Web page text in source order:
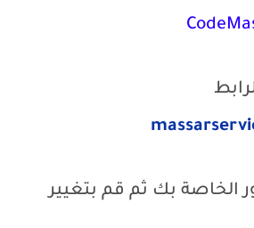
الخاصة بك ثم قم بتغيير